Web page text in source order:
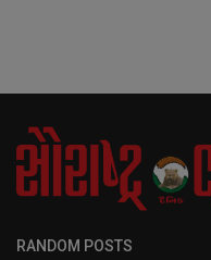
RANDOM POSTS